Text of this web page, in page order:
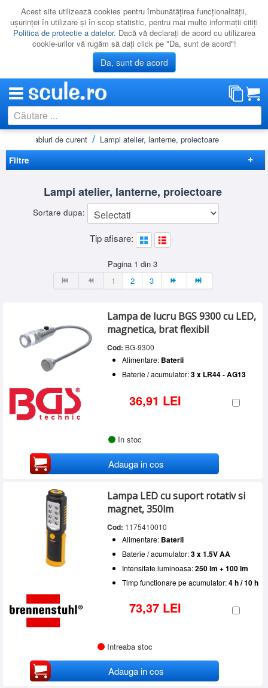
Acest site utilizează cookies pentru îmbunătăţirea funcţionalităţii,
uşurinţei în utilizare şi în scop statistic, pentru mai multe informaţii citiţi
Politica de protectie a datelor. Dacă vă declaraţi de acord cu utilizarea
cookie-urilor vă rugăm să daţi click pe "Da, sunt de acord"!
Da, sunt de acord
CATEGORII
PROMOTII
RESIGILATE
LICHIDARE
CONTACT
AUTENTIFICARE
cabluri de curent
Lampi atelier, lanterne, proiectoare
Filtre
Elimina filtrele
Disponibilitate
BOSCH(10)
BRENNENSTUHL(4)
MAKITA(8)
MILWAUKEE
(23)
STIHL
TEHNIK(2)
(1)
Lampi atelier, lanterne, proiectoare
Sortare dupa:
Tip afisare:
Pagina 1 din 3
1
2 3
Lampa de lucru BGS 9300 cu LED,
magnetica, brat flexibil
Cod: BG-9300
Alimentare: Baterii
Baterie / acumulator:3 x LR44 - AG13
36,91 LEI
In stoc
Adauga in cos
Lampa LED cu suport rotativ si
magnet, 350lm
Cod: 1175410010
Alimentare: Baterii
Baterie / acumulator:3 x 1.5V AA
Intensitate luminoasa:250 lm + 100 lm
Timp functionare pe acumulator:4 h / 10 h
73,37 LEI
Intreaba stoc
Adauga in cos